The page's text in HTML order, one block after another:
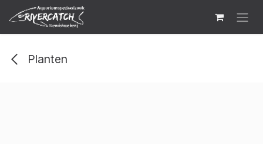
Overslaan naar inhoud
Planten